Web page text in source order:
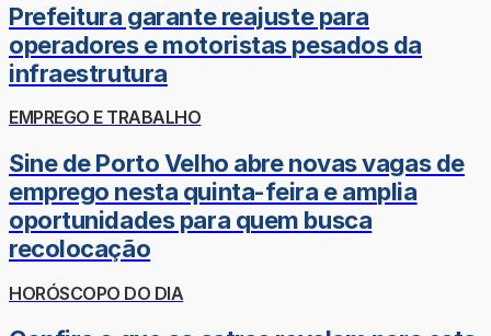
Prefeitura garante reajuste para
operadores e motoristas pesados da
infraestrutura
EMPREGO E TRABALHO
Sine de Porto Velho abre novas vagas de
emprego nesta quinta-feira e amplia
oportunidades para quem busca
recolocação
HORÓSCOPO DO DIA